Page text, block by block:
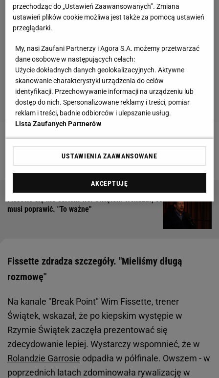
Zobacz wideoJaką Igę Świątek zobaczymy w 2026?
Jej trener zapowiada zmiany
musi poprawić. "To ważne"
Fissette zdradza szczegóły. "Mieliśmy długą
rozmowę"
Na kanale "Break Point" Wim Fissette, trener
Świątek, wskazał, że po kiepskim występie w
Rzymie Świątek zaczęła prezentować się
zdecydowanie lepiej. Wystarczy wspomnieć, że w
Rolandzie Garrosie odpadła w półfinale. Owszem - w
poprzednich latach zdominowała rywalizację w
przechodząc do „Ustawień Zaawansowanych”. Zmiana
ustawień plików cookie możliwa jest także za pomocą ustawień
przeglądarki.
My, nasi Zaufani Partnerzy i Agora S.A. możemy przetwarzać
dane osobowe w następujących celach:
Użycie dokładnych danych geolokalizacyjnych. Aktywne
skanowanie charakterystyki urządzenia do celów
identyfikacji. Przechowywanie informacji na urządzeniu lub
dostęp do nich. Spersonalizowane reklamy i treści, pomiar
reklam i treści, badnie odbiorców i ulepszanie usług.
Lista Zaufanych Partnerów
USTAWIENIA ZAAWANSOWANE
AKCEPTUJĘ